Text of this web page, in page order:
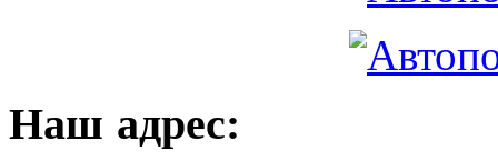
Наш адрес: